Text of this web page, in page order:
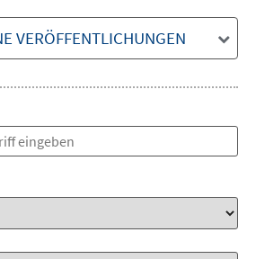
VERÖFFENTLICHUNGEN